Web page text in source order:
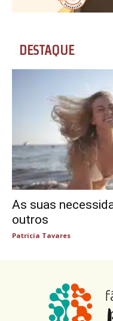
DESTAQUE
As suas
outros
Patricia Tavares